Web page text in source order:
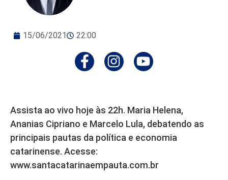
15/06/2021 22:00
Assista ao vivo hoje às 22h. Maria Helena,
Ananias Cipriano e Marcelo Lula, debatendo as
principais pautas da política e economia
catarinense. Acesse:
www.santacatarinaempauta.com.br